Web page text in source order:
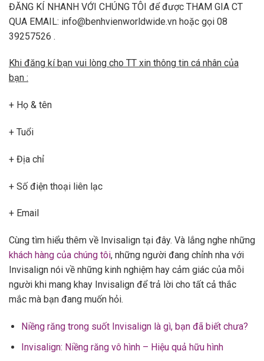
ĐĂNG KÍ NHANH VỚI CHÚNG TÔI để được THAM GIA CT
QUA EMAIL: info@benhvienworldwide.vn hoặc gọi 08
39257526 .
Khi đăng kí bạn vui lòng cho TT xin thông tin cá nhân của
bạn :
+ Họ & tên
+ Tuổi
+ Địa chỉ
+ Số điện thoại liên lạc
+ Email
Cùng tìm hiểu thêm về Invisalign tại đây. Và lắng nghe những
khách hàng của chúng tôi, những người đang chỉnh nha với
Invisalign nói về những kinh nghiệm hay cảm giác của mỗi
người khi mang khay Invisalign để trả lời cho tất cả thắc
mắc mà bạn đang muốn hỏi.
Niềng răng trong suốt Invisalign là gì, bạn đã biết chưa?
Invisalign: Niềng răng vô hình – Hiệu quả hữu hình